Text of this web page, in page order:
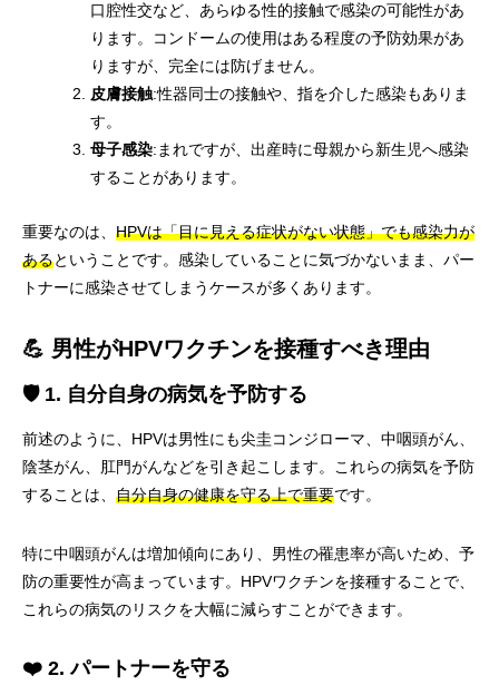
口腔性交など、あらゆる性的接触で感染の可能性があ
ります。コンドームの使用はある程度の予防効果があ
りますが、完全には防げません。
皮膚接触:性器同士の接触や、指を介した感染もありま
す。
母子感染:まれですが、出産時に母親から新生児へ感染
することがあります。
重要なのは、 HPVは「目に見える症状がない状態」でも感染力が
あるということです。感染していることに気づかないまま、パー
トナーに感染させてしまうケースが多くあります。
💪 男性がHPVワクチンを接種すべき理由
🛡️ 1. 自分自身の病気を予防する
前述のように、HPVは男性にも尖圭コンジローマ、中咽頭がん、
陰茎がん、肛門がんなどを引き起こします。これらの病気を予防
することは、 自分自身の健康を守る上で重要です。
特に中咽頭がんは増加傾向にあり、男性の罹患率が高いため、予
防の重要性が高まっています。HPVワクチンを接種することで、
これらの病気のリスクを大幅に減らすことができます。
❤️ 2. パートナーを守る